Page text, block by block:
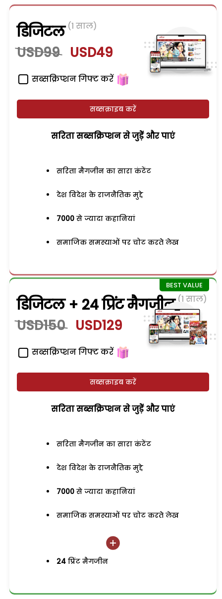
डिजिटल (1 साल)
USD99 USD49
सब्सक्रिप्शन गिफ्ट करें
सब्सक्राइब करें
सरिता सब्सक्रिप्शन से जुड़ेें और पाएं
सरिता मैगजीन का सारा कंटेंट
देश विदेश के राजनैतिक मुद्दे
7000 से ज्यादा कहानियां
समाजिक समस्याओं पर चोट करते लेख
डिजिटल + 24 प्रिंट मैगजीन (1 साल)
USD150 USD129
सब्सक्रिप्शन गिफ्ट करें
सब्सक्राइब करें
सरिता सब्सक्रिप्शन से जुड़ेें और पाएं
सरिता मैगजीन का सारा कंटेंट
देश विदेश के राजनैतिक मुद्दे
7000 से ज्यादा कहानियां
समाजिक समस्याओं पर चोट करते लेख
24 प्रिंट मैगजीन